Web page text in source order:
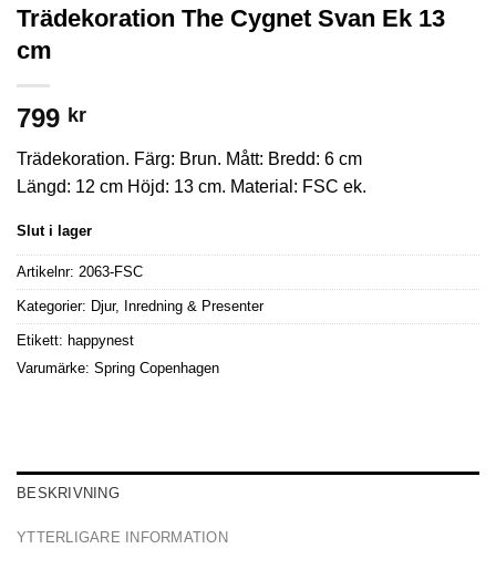
Trädekoration The Cygnet Svan Ek 13
cm
799 kr
Trädekoration. Färg: Brun. Mått: Bredd: 6 cm
Längd: 12 cm Höjd: 13 cm. Material: FSC ek.
Slut i lager
Artikelnr: 2063-FSC
Kategorier: Djur, Inredning & Presenter
Etikett: happynest
Varumärke: Spring Copenhagen
BESKRIVNING
YTTERLIGARE INFORMATION